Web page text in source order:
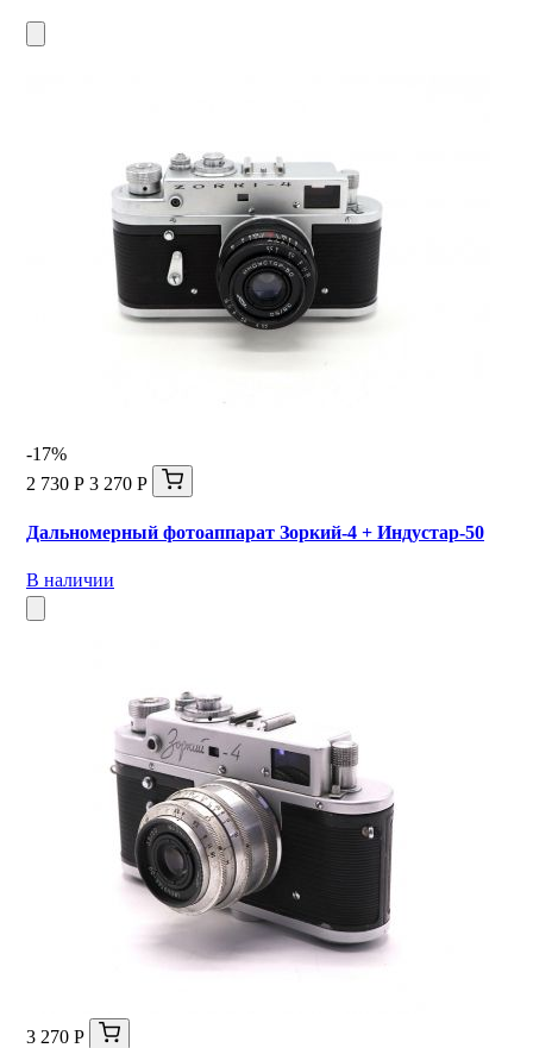
-17%
2 730 Р 3 270 Р
Дальномерный фотоаппарат Зоркий-4 + Индустар-50
В наличии
3 270 Р